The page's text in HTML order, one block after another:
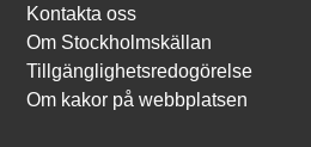
Kontakta oss
Om Stockholmskällan
Tillgänglighetsredogörelse
Om kakor på webbplatsen